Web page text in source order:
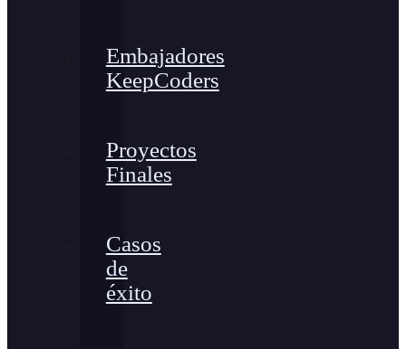
Embajadores
KeepCoders
Proyectos
Finales
Casos
de
éxito